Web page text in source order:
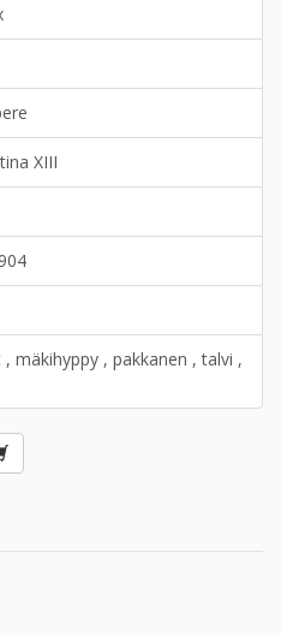
XIII
mäkihyppy , pakkanen , talvi ,